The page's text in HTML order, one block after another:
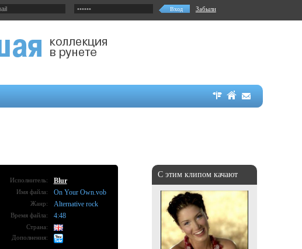
Забыли
С этим клипом качают
Исполнитель: Blur
Имя файла: On Your Own.vob
Жанр: Alternative rock
Время файла: 4:48
Страна:
Дополнения: